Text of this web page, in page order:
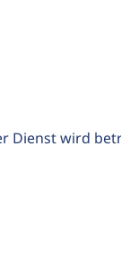
Dienst wird